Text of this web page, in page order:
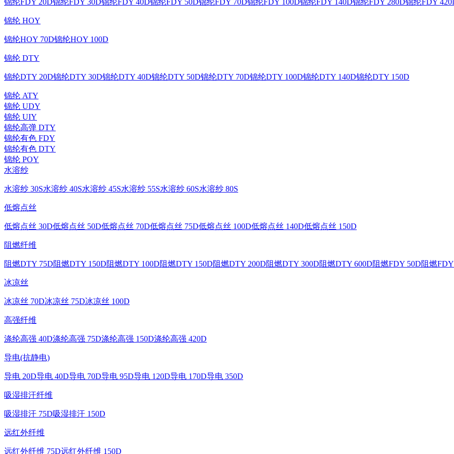
锦纶FDY 20D锦纶FDY 30D锦纶FDY 40D锦纶FDY 50D锦纶FDY 70D锦纶FDY 100D锦纶FDY 140D锦纶FDY 280D锦纶FDY
锦纶 HOY
锦纶HOY 70D锦纶HOY 100D
锦纶 DTY
锦纶DTY 20D锦纶DTY 30D锦纶DTY 40D锦纶DTY 50D锦纶DTY 70D锦纶DTY 100D锦纶DTY 140D锦纶DTY 150D
锦纶 ATY
锦纶 UDY
锦纶 UIY
锦纶高弹 DTY
锦纶有色 FDY
锦纶有色 DTY
锦纶 POY
水溶纱
水溶纱 30S水溶纱 40S水溶纱 45S水溶纱 55S水溶纱 60S水溶纱 80S
低熔点丝
低熔点丝 30D低熔点丝 50D低熔点丝 70D低熔点丝 75D低熔点丝 100D低熔点丝 140D低熔点丝 150D
阻燃纤维
阻燃DTY 75D阻燃DTY 150D阻燃DTY 100D阻燃DTY 150D阻燃DTY 200D阻燃DTY 300D阻燃DTY 600D阻燃FDY 50D阻燃
冰凉丝
冰凉丝 70D冰凉丝 75D冰凉丝 100D
高强纤维
涤纶高强 40D涤纶高强 75D涤纶高强 150D涤纶高强 420D
导电(抗静电)
导电 20D导电 40D导电 70D导电 95D导电 120D导电 170D导电 350D
吸湿排汗纤维
吸湿排汗 75D吸湿排汗 150D
远红外纤维
远红外纤维 75D远红外纤维 150D